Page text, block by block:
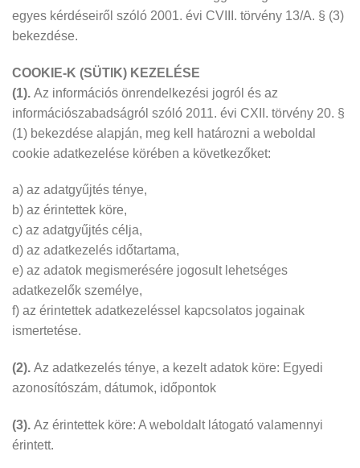
egyes kérdéseiről szóló 2001. évi CVIII. törvény 13/A. § (3)
bekezdése.
COOKIE-K (SÜTIK) KEZELÉSE
(1). Az információs önrendelkezési jogról és az
információszabadságról szóló 2011. évi CXII. törvény 20. §
(1) bekezdése alapján, meg kell határozni a weboldal
cookie adatkezelése körében a következőket:
a) az adatgyűjtés ténye,
b) az érintettek köre,
c) az adatgyűjtés célja,
d) az adatkezelés időtartama,
e) az adatok megismerésére jogosult lehetséges
adatkezelők személye,
f) az érintettek adatkezeléssel kapcsolatos jogainak
ismertetése.
(2). Az adatkezelés ténye, a kezelt adatok köre: Egyedi
azonosítószám, dátumok, időpontok
(3). Az érintettek köre: A weboldalt látogató valamennyi
érintett.